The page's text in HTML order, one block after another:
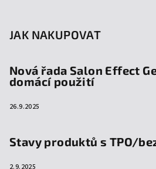
JAK NAKUPOVAT
Nová řada Salon Effect
domácí použití
26.9.2025
Stavy produktů s TPO/
2.9.2025